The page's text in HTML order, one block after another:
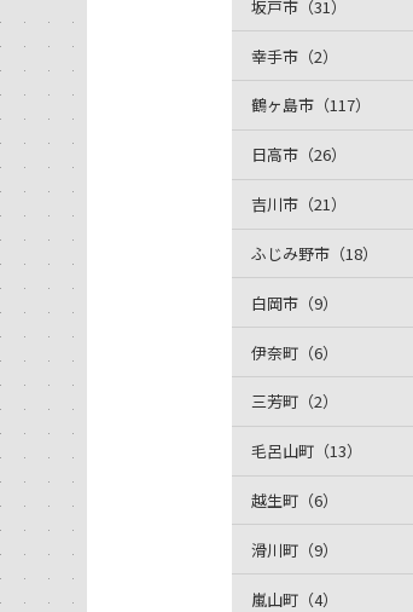
坂戸市（31）
幸手市（2）
鶴ヶ島市（117）
日高市（26）
吉川市（21）
ふじみ野市（18）
白岡市（9）
伊奈町（6）
三芳町（2）
毛呂山町（13）
越生町（6）
滑川町（9）
嵐山町（4）